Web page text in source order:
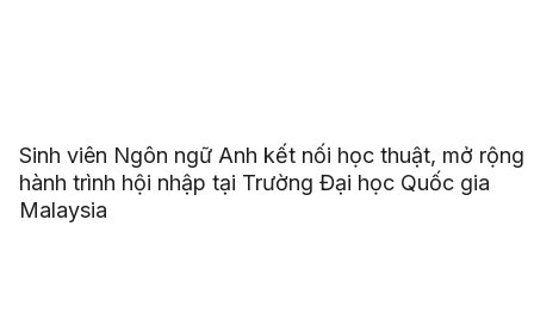
Sinh viên Ngôn ngữ Anh kết nối học thuật, mở rộng
hành trình hội nhập tại Trường Đại học Quốc gia
Malaysia